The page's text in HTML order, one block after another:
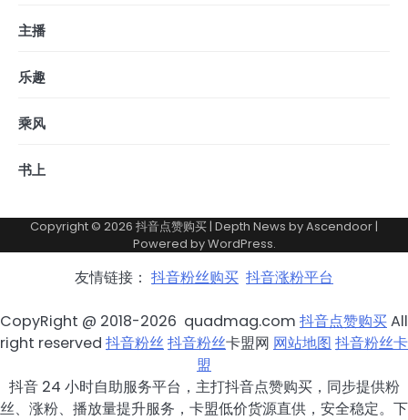
主播
乐趣
乘风
书上
Copyright © 2026 抖音点赞购买 | Depth News byAscendoor |
Powered byWordPress.
友情链接： 抖音粉丝购买 抖音涨粉平台
CopyRight @ 2018-2026 quadmag.com 抖音点赞购买All
right reserved 抖音粉丝抖音粉丝卡盟网 网站地图 抖音粉丝卡
盟
抖音 24 小时自助服务平台，主打抖音点赞购买，同步提供粉
丝、涨粉、播放量提升服务，卡盟低价货源直供，安全稳定。下